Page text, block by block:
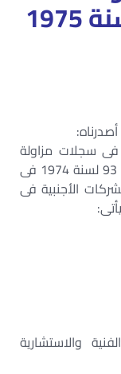
فى سجلات مزاولة
أعمال الوكالة التجارية تطبيقا للقانون رقم 93 لسنة 1974 فى
الأجنبية فى
والاستشارية